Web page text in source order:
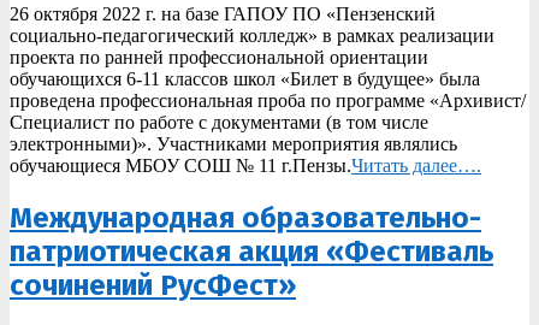
28
26 октября 2022 г. на базе ГАПОУ ПО «Пензенский
социально-педагогический колледж» в рамках реализации
проекта по ранней профессиональной ориентации
обучающихся 6-11 классов школ «Билет в будущее» была
проведена профессиональная проба по программе «Архивист/
Специалист по работе с документами (в том числе
электронными)». Участниками мероприятия являлись
обучающиеся МБОУ СОШ № 11 г.Пензы.Читать далее….
Международная образовательно-
патриотическая акция «Фестиваль
сочинений РусФест»